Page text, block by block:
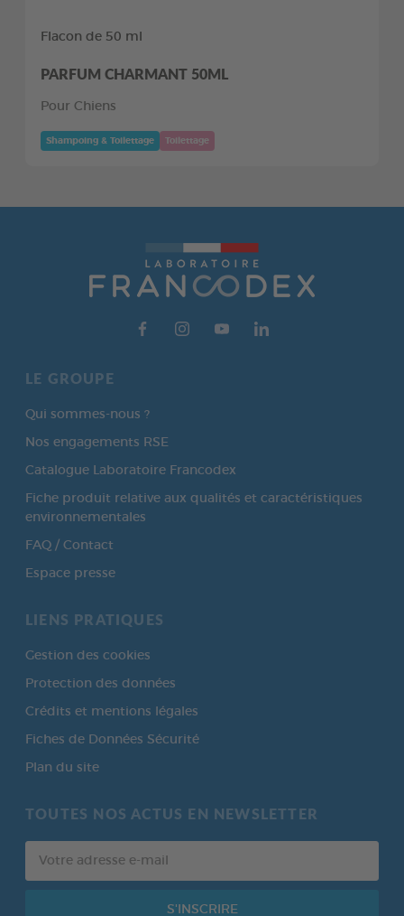
Flacon de 50 ml
PARFUM CHARMANT 50ML
Pour Chiens
Shampoing & Toilettage Toilettage
LE GROUPE
Qui sommes-nous ?
Nos engagements RSE
Catalogue Laboratoire Francodex
Fiche produit relative aux qualités et caractéristiques
environnementales
FAQ / Contact
Espace presse
LIENS PRATIQUES
Gestion des cookies
Protection des données
Crédits et mentions légales
Fiches de Données Sécurité
Plan du site
TOUTES NOS ACTUS EN NEWSLETTER
adresse
S'INSCRIRE